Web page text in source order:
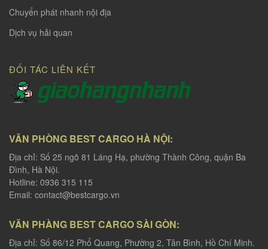
Chuyển phát nhanh nội địa
Dịch vụ hải quan
ĐỐI TÁC LIÊN KẾT
VĂN PHÒNG BEST CARGO HÀ NỘI:
Địa chỉ: Số 25 ngõ 81 Láng Hạ, phường Thành Công, quận Ba
Đình, Hà Nội.
Hotline: 0936 315 115
Email: contact@bestcargo.vn
VĂN PHÀNG BEST CARGO SÀI GÒN:
Địa chỉ: Số 86/12 Phổ Quang, Phường 2, Tân Bình, Hồ Chí Minh.